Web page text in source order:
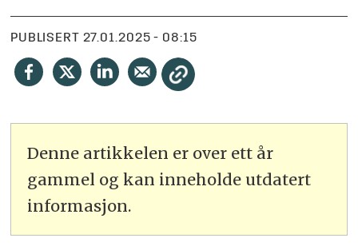
PUBLISERT 27.01.2025 - 08:15
Denne artikkelen er over ett år
gammel og kan inneholde utdatert
informasjon.